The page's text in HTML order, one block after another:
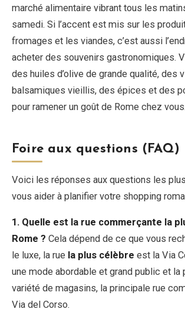
marché alimentaire vibrant tous les
samedi. Si l’accent est mis sur les
fromages et les viandes, c’est aussi
acheter des souvenirs gastronomiques.
des huiles d’olive de grande qualité, des
balsamiques vieillis, des épices et des
pour ramener un goût de Rome chez vous.
Foire aux questions (FAQ)
Voici les réponses aux questions les
vous aider à planifier votre shopping
1. Quelle est la rue commerçante la
Rome ? Cela dépend de ce que vous
le luxe, la rue la plus célèbre est la Via
une mode abordable et grand public et la
variété de magasins, la principale rue
Via del Corso.